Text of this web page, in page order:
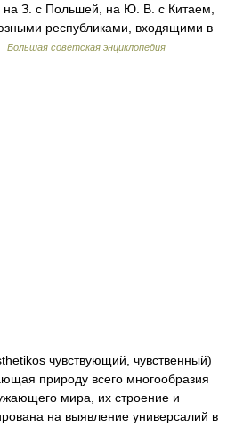
З. с Польшей, на Ю. В. с Китаем,
республиками, входящими в
Большая советская энциклопедия
чувствующий, чувственный)
природу всего многообразия
мира, их строение и
на выявление универсалий в